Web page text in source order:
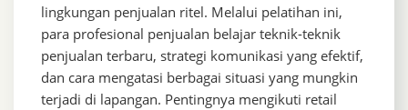
lingkungan penjualan ritel. Melalui pelatihan ini,
para profesional penjualan belajar teknik-teknik
penjualan terbaru, strategi komunikasi yang efektif,
dan cara mengatasi berbagai situasi yang mungkin
terjadi di lapangan. Pentingnya mengikuti retail